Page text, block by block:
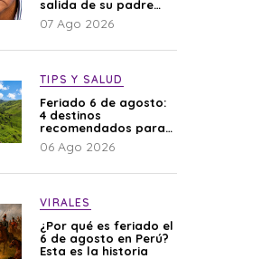
salida de su padre
por polémica con
Naldy Saldaña
07 Ago 2026
TIPS Y SALUD
Feriado 6 de agosto:
4 destinos
recomendados para
disfrutar el descanso
06 Ago 2026
VIRALES
¿Por qué es feriado el
6 de agosto en Perú?
Esta es la historia